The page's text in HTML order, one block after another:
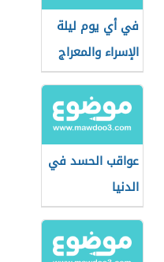
في أي يوم ليلة
الإسراء والمعراج
عواقب الحسد في
الدنيا